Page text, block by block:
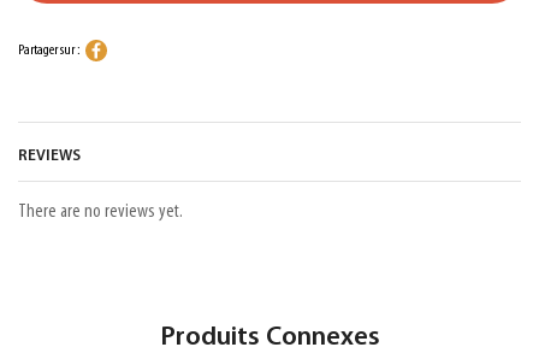
Partager sur :
REVIEWS
There are no reviews yet.
Produits Connexes